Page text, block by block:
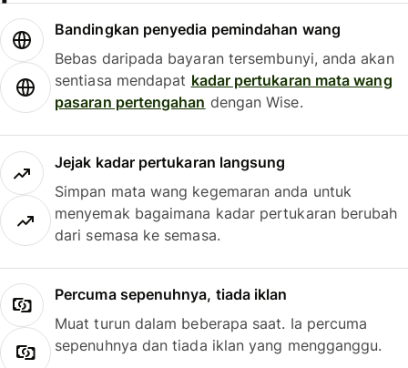
Bandingkan penyedia pemindahan wang
Bebas daripada bayaran tersembunyi, anda akan
sentiasa mendapat kadar pertukaran mata wang
pasaran pertengahan dengan Wise.
Jejak kadar pertukaran langsung
Simpan mata wang kegemaran anda untuk
menyemak bagaimana kadar pertukaran berubah
dari semasa ke semasa.
Percuma sepenuhnya, tiada iklan
Muat turun dalam beberapa saat. Ia percuma
sepenuhnya dan tiada iklan yang mengganggu.